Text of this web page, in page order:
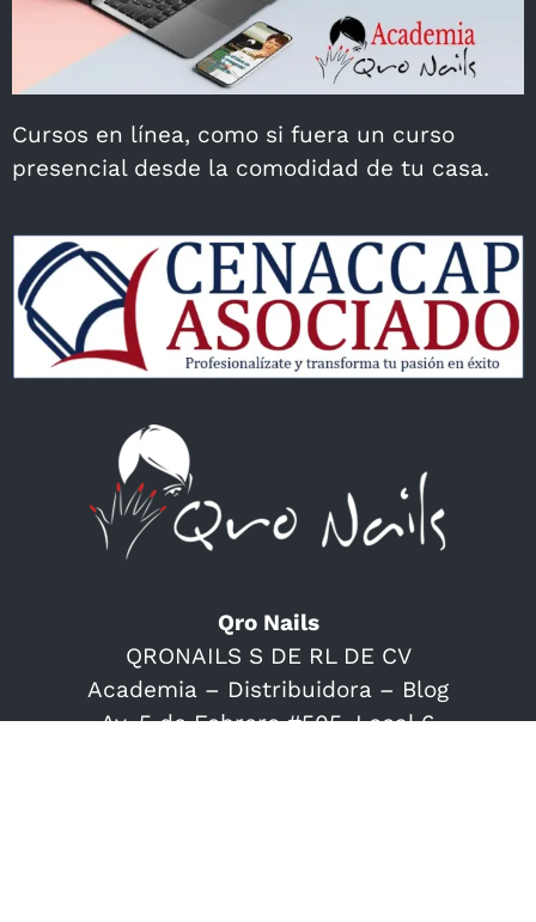
Cursos en línea, como si fuera un curso
presencial desde la comodidad de tu casa.
Qro Nails
QRONAILS S DE RL DE CV
Academia – Distribuidora – Blog
Av. 5 de Febrero #505, Local 6